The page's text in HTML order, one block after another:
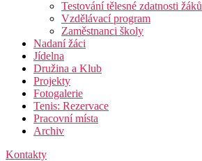
Testování tělesné zdatnosti žáků
Vzdělávací program
Zaměstnanci školy
Nadaní žáci
Jídelna
Družina a Klub
Projekty
Fotogalerie
Tenis: Rezervace
Pracovní místa
Archiv
Kontakty